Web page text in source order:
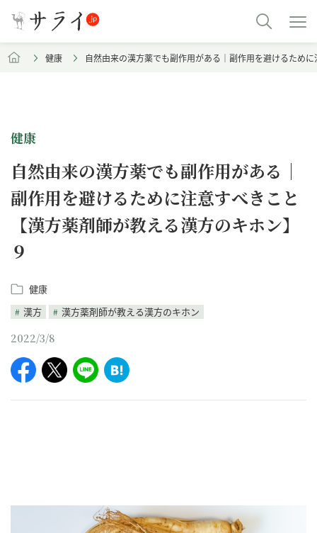
健康 自然由来の漢方薬でも副作用がある｜副作用を避けるため
健康
自然由来の漢方薬でも副作用がある｜
副作用を避けるために注意すべきこと
【漢方薬剤師が教える漢方のキホン】
９
健康
漢方
漢方薬剤師が教える漢方のキホン
2022/3/8